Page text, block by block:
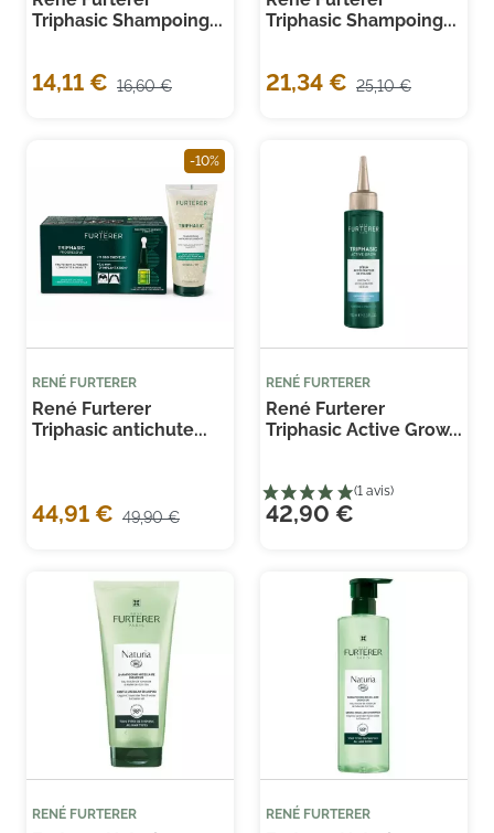
Triphasic Shampoing...
14,11 € 16,60 €
Triphasic Shampoing...
21,34 € 25,10 €
-10%
RENÉ FURTERER
René Furterer
Triphasic antichute...
44,91 € 49,90 €
RENÉ FURTERER
René Furterer
Triphasic Active Grow...
42,90 €
RENÉ FURTERER RENÉ FURTERER